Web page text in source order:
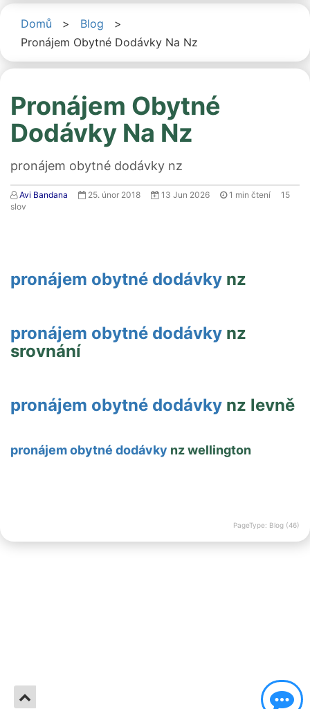
Domů > Blog
>
Pronájem Obytné Dodávky Na Nz
Pronájem Obytné
Dodávky Na Nz
pronájem obytné dodávky nz
Avi Bandana 25. únor 2018 13 Jun 2026 1 min čtení
15
slov
pronájem obytné dodávky nz
pronájem obytné dodávky nz
srovnání
pronájem obytné dodávky nz levně
pronájem obytné dodávky nz wellington
PageType: Blog (46)